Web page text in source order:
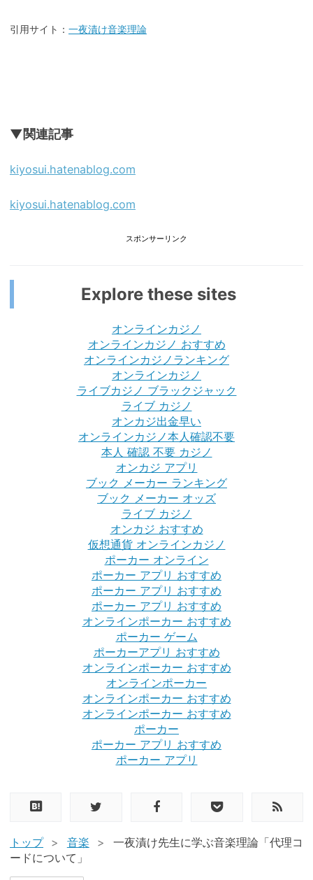
引用サイト： 一夜漬け音楽理論
▼関連記事
kiyosui.hatenablog.com
kiyosui.hatenablog.com
スポンサーリンク
Explore these sites
オンラインカジノ
オンラインカジノ おすすめ
オンラインカジノランキング
オンラインカジノ
ライブカジノ ブラックジャック
ライブ カジノ
オンカジ出金早い
オンラインカジノ本人確認不要
本人 確認 不要 カジノ
オンカジ アプリ
ブック メーカー ランキング
ブック メーカー オッズ
ライブ カジノ
オンカジ おすすめ
仮想通貨 オンラインカジノ
ポーカー オンライン
ポーカー アプリ おすすめ
ポーカー アプリ おすすめ
ポーカー アプリ おすすめ
オンラインポーカー おすすめ
ポーカー ゲーム
ポーカーアプリ おすすめ
オンラインポーカー おすすめ
オンラインポーカー
オンラインポーカー おすすめ
オンラインポーカー おすすめ
ポーカー
ポーカー アプリ おすすめ
ポーカー アプリ
トップ > 音楽 >
一夜漬け先生に学ぶ音楽理論「代理コ
ードについて」